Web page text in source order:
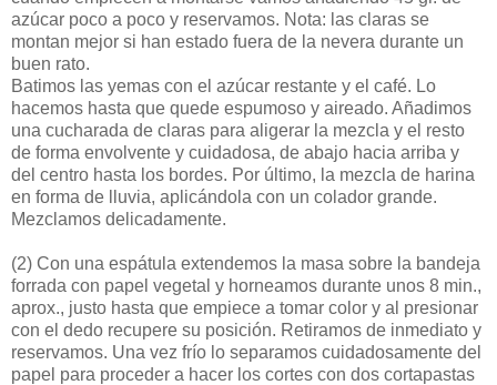
azúcar poco a poco y reservamos. Nota: las claras se
montan mejor si han estado fuera de la nevera durante un
buen rato.
Batimos las yemas con el azúcar restante y el café. Lo
hacemos hasta que quede espumoso y aireado. Añadimos
una cucharada de claras para aligerar la mezcla y el resto
de forma envolvente y cuidadosa, de abajo hacia arriba y
del centro hasta los bordes. Por último, la mezcla de harina
en forma de lluvia, aplicándola con un colador grande.
Mezclamos delicadamente.
(2) Con una espátula extendemos la masa sobre la bandeja
forrada con papel vegetal y horneamos durante unos 8 min.,
aprox., justo hasta que empiece a tomar color y al presionar
con el dedo recupere su posición. Retiramos de inmediato y
reservamos. Una vez frío lo separamos cuidadosamente del
papel para proceder a hacer los cortes con dos cortapastas